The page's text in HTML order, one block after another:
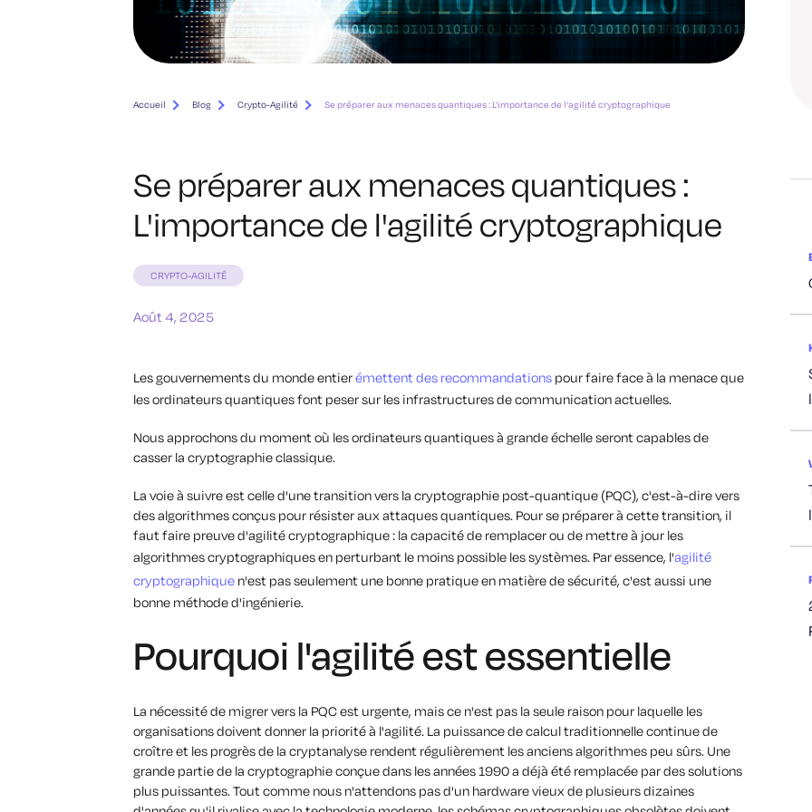
Accueil Blog Crypto-Agilité Se préparer aux menaces quantiques : L'importance de l'agilité cryptographique
Se préparer aux menaces quantiques :
L'importance de l'agilité cryptographique
CRYPTO-AGILITÉ
Août 4, 2025
Les gouvernements du monde entierémettent des recommandations pour faire face à la menace que
les ordinateurs quantiques font peser sur les infrastructures de communication actuelles.
Nous approchons du moment où les ordinateurs quantiques à grande échelle seront capables de
casser la cryptographie classique.
La voie à suivre est celle d'une transition vers la cryptographie post-quantique (PQC), c'est-à-dire vers
des algorithmes conçus pour résister aux attaques quantiques. Pour se préparer à cette transition, il
faut faire preuve d'agilité cryptographique : la capacité de remplacer ou de mettre à jour les
algorithmes cryptographiques en perturbant le moins possible les systèmes. Par essence, l'agilité
cryptographique n'est pas seulement une bonne pratique en matière de sécurité, c'est aussi une
bonne méthode d'ingénierie.
Pourquoi l'agilité est essentielle
La nécessité de migrer vers la PQC est urgente, mais ce n'est pas la seule raison pour laquelle les
organisations doivent donner la priorité à l'agilité. La puissance de calcul traditionnelle continue de
croître et les progrès de la cryptanalyse rendent régulièrement les anciens algorithmes peu sûrs. Une
grande partie de la cryptographie conçue dans les années 1990 a déjà été remplacée par des solutions
plus puissantes. Tout comme nous n'attendons pas d'un hardware vieux de plusieurs dizaines